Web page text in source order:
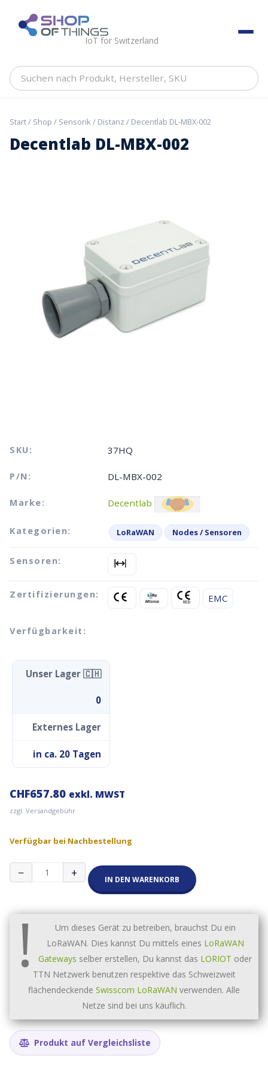
content ShopOfThings
IoT for Switzerland
Suchen
Hersteller,
Start/ Shop / Sensorik / Distanz / Decentlab DL-MBX-002
Decentlab DL-MBX-002
SKU: 37HQ
P/N: DL-MBX-002
Marke: Decentlab
Kategorien: LoRaWAN Nodes / Sensoren
Sensoren:
Zertifizierungen: EMC
Verfügbarkeit:
Unser Lager 🇨🇭
0
Externes Lager
in ca. 20 Tagen
CHF657.80 exkl. MWST
zzgl. Versandgebühr
Verfügbar bei Nachbestellung
−
Decentlab
DL-
Menge
+ IN DEN WARENKORB
!
Um dieses Gerät zu betreiben, brauchst Du ein
LoRaWAN. Dies kannst Du mittels eines LoRaWAN
Gateways selber erstellen, Du kannst das LORIOT oder
TTN Netzwerk benutzen respektive das Schweizweit
flächendeckende Swisscom LoRaWAN verwenden. Alle
Netze sind bei uns käuflich.
Produkt auf Vergleichsliste